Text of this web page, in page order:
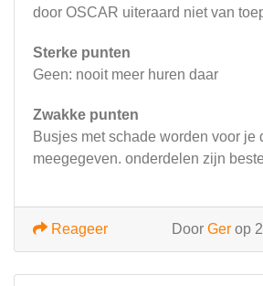
door OSCAR uiteraard niet van
Sterke punten
Geen: nooit meer huren daar
Zwakke punten
Busjes met schade worden voor je
meegegeven. onderdelen zijn
Door Ger op
Reageer